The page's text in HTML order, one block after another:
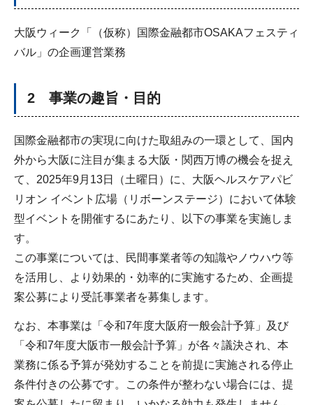
大阪ウィーク「（仮称）国際金融都市OSAKAフェスティ
バル」の企画運営業務
2 事業の趣旨・目的
国際金融都市の実現に向けた取組みの一環として、国内
外から大阪に注目が集まる大阪・関西万博の機会を捉え
て、2025年9月13日（土曜日）に、大阪ヘルスケアパビ
リオン イベント広場（リボーンステージ）において体験
型イベントを開催するにあたり、以下の事業を実施しま
す。
この事業については、民間事業者等の知識やノウハウ等
を活用し、より効果的・効率的に実施するため、企画提
案公募により受託事業者を募集します。
なお、本事業は「令和7年度大阪府一般会計予算」及び
「令和7年度大阪市一般会計予算」が各々議決され、本
業務に係る予算が発効することを前提に実施される停止
条件付きの公募です。この条件が整わない場合には、提